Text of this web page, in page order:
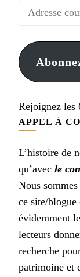
Adresse
Rejoignez les
APPEL À
L’histoire de
qu’avec le
Nous
ce site/blogue
évidemment
lecteurs
recherche
patrimoine et